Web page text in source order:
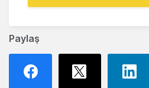
Paylaş